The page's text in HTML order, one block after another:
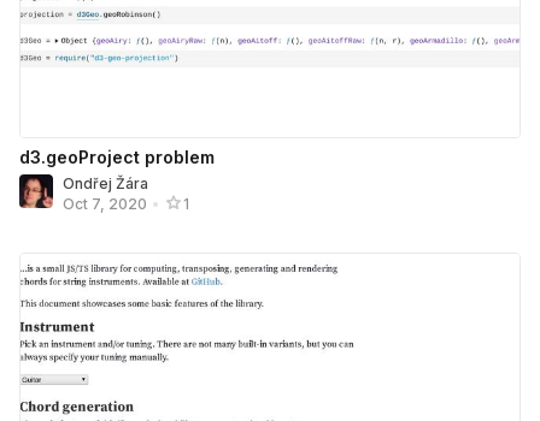
d3.geoProject problem
Ondřej Žára
Oct 7, 2020 • 1